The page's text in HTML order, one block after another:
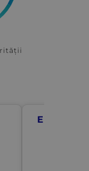
EMAIL